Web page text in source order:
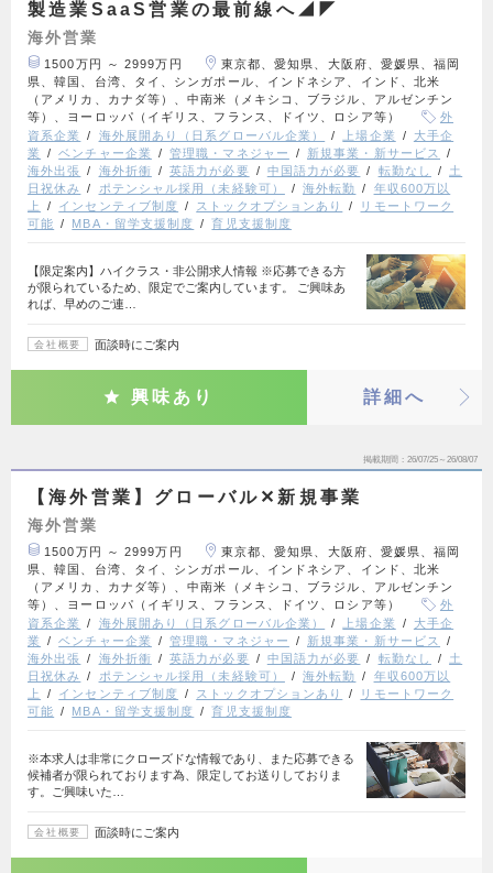
製造業SaaS営業の最前線へ◢◤
海外営業
1500万円 ～ 2999万円
東京都、愛知県、大阪府、愛媛県、福岡
県、韓国、台湾、タイ、シンガポール、インドネシア、インド、北米
（アメリカ、カナダ等）、中南米（メキシコ、ブラジル、アルゼンチン
等）、ヨーロッパ（イギリス、フランス、ドイツ、ロシア等）
外
資系企業
海外展開あり（日系グローバル企業） 上場企業
大手企
業
ベンチャー企業 管理職・マネジャー
新規事業・新サービス
海外出張
海外折衝 英語力が必要 中国語力が必要 転勤なし
土
日祝休み
ポテンシャル採用（未経験可） 海外転勤
年収600万以
上
インセンティブ制度 ストックオプションあり
リモートワーク
可能
MBA・留学支援制度 育児支援制度
【限定案内】ハイクラス・非公開求人情報 ※応募できる方
が限られているため、限定でご案内しています。 ご興味あ
れば、早めのご連…
会社概要 面談時にご案内
興味あり 詳細へ
掲載期間 26/07/25～26/08/07
【海外営業】グローバル✕新規事業
海外営業
1500万円 ～ 2999万円
東京都、愛知県、大阪府、愛媛県、福岡
県、韓国、台湾、タイ、シンガポール、インドネシア、インド、北米
（アメリカ、カナダ等）、中南米（メキシコ、ブラジル、アルゼンチン
等）、ヨーロッパ（イギリス、フランス、ドイツ、ロシア等）
外
資系企業
海外展開あり（日系グローバル企業） 上場企業
大手企
業
ベンチャー企業 管理職・マネジャー
新規事業・新サービス
海外出張
海外折衝 英語力が必要 中国語力が必要 転勤なし
土
日祝休み
ポテンシャル採用（未経験可） 海外転勤
年収600万以
上
インセンティブ制度 ストックオプションあり
リモートワーク
可能
MBA・留学支援制度 育児支援制度
※本求人は非常にクローズドな情報であり、また応募できる
候補者が限られております為、限定してお送りしておりま
す。ご興味いた…
会社概要 面談時にご案内